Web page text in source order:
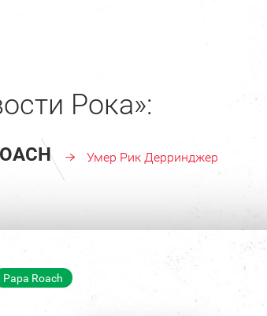
Рока»:
Умер Рик Дерринджер
Papa Roach